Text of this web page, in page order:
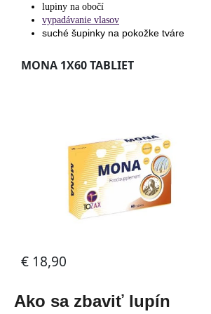
lupiny na obočí
vypadávanie vlasov
suché šupinky na pokožke tváre
Ako sa zbaviť lupín